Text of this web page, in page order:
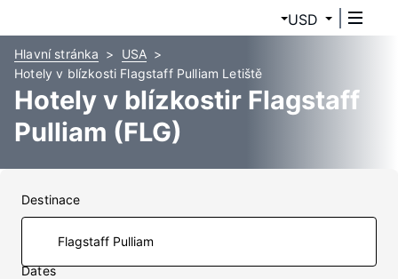
USD
Hlavní stránka
USA
Hotely v blízkosti Flagstaff Pulliam Letiště
Hotely v blízkostir Flagstaff
Pulliam (FLG)
Destinace
Dates